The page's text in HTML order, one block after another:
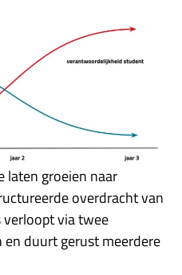
laten groeien naar
overdracht van
verloopt via twee
duurt gerust meerdere